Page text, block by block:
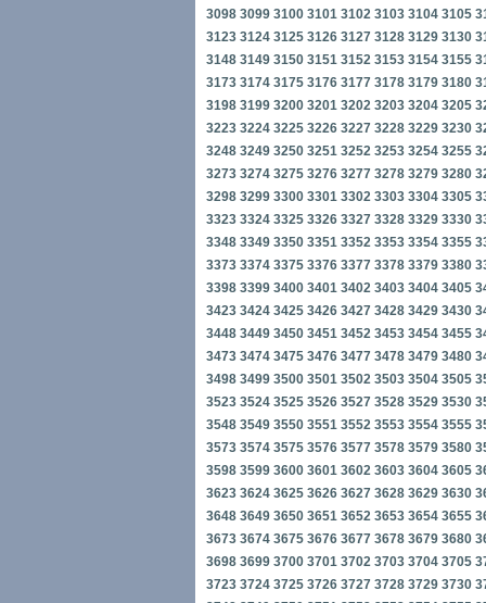
3098 3099 3100 3101 3102 3103 3104 3105
3123 3124 3125 3126 3127 3128 3129 3130
3148 3149 3150 3151 3152 3153 3154 3155
3173 3174 3175 3176 3177 3178 3179 3180
3198 3199 3200 3201 3202 3203 3204 3205
3223 3224 3225 3226 3227 3228 3229 3230
3248 3249 3250 3251 3252 3253 3254 3255
3273 3274 3275 3276 3277 3278 3279 3280
3298 3299 3300 3301 3302 3303 3304 3305
3323 3324 3325 3326 3327 3328 3329 3330
3348 3349 3350 3351 3352 3353 3354 3355
3373 3374 3375 3376 3377 3378 3379 3380
3398 3399 3400 3401 3402 3403 3404 3405
3423 3424 3425 3426 3427 3428 3429 3430
3448 3449 3450 3451 3452 3453 3454 3455
3473 3474 3475 3476 3477 3478 3479 3480
3498 3499 3500 3501 3502 3503 3504 3505
3523 3524 3525 3526 3527 3528 3529 3530
3548 3549 3550 3551 3552 3553 3554 3555
3573 3574 3575 3576 3577 3578 3579 3580
3598 3599 3600 3601 3602 3603 3604 3605
3623 3624 3625 3626 3627 3628 3629 3630
3648 3649 3650 3651 3652 3653 3654 3655
3673 3674 3675 3676 3677 3678 3679 3680
3698 3699 3700 3701 3702 3703 3704 3705
3723 3724 3725 3726 3727 3728 3729 3730